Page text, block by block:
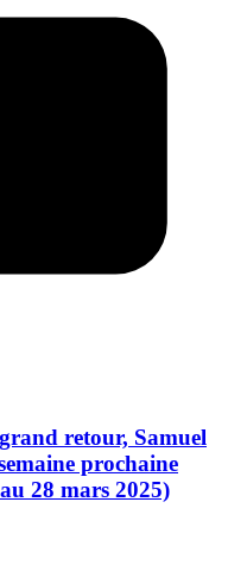
retour, Samuel
prochaine
28 mars 2025)